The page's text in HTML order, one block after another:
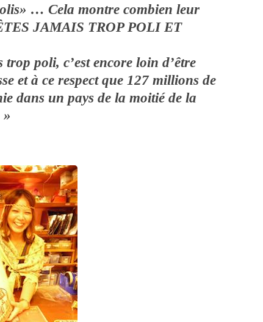
… Cela montre combien leur
JAMAIS TROP POLI ET
trop poli, c’est encore loin d’être
et à ce respect que 127 millions de
dans un pays de la moitié de la